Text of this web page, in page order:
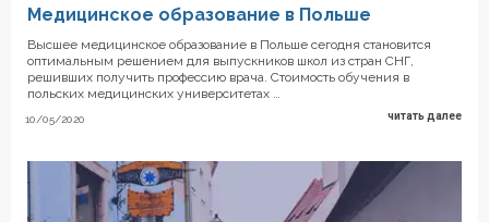
Медицинское образование в Польше
10/05/2020
Высшее медицинское образование в Польше сегодня становится
оптимальным решением для выпускников школ из стран СНГ,
решивших получить профессию врача. Стоимость обучения в
польских медицинских университетах …
читать далее